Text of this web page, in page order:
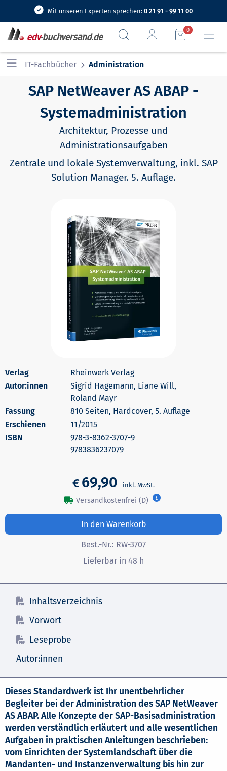
Mit unseren Experten sprechen: 0 21 91 - 99 11 00
0
IT-Fachbücher Administration
SAP NetWeaver AS ABAP -
Systemadministration
Architektur, Prozesse und
Administrationsaufgaben
Zentrale und lokale Systemverwaltung, inkl. SAP
Solution Manager. 5. Auflage.
Rheinwerk Verlag
Autor:innen
Sigrid Hagemann, Liane Will,
Roland Mayr
810 Seiten, Hardcover, 5. Auflage
Erschienen
11/2015
978-3-8362-3707-9
9783836237079
€69,90
Versandkostenfrei (D)
In den Warenkorb
Best.-Nr.: RW-3707
Lieferbar in 48 h
Inhaltsverzeichnis
Vorwort
Leseprobe
Autor:innen
Dieses Standardwerk ist Ihr unentbehrlicher
Begleiter bei der Administration des SAP NetWeaver
AS ABAP. Alle Konzepte der SAP-Basisadministration
werden verständlich erläutert und alle wesentlichen
Aufgaben in praktischen Anleitungen beschrieben:
vom Einrichten der Systemlandschaft über die
Mandanten- und Instanzenverwaltung bis hin zur